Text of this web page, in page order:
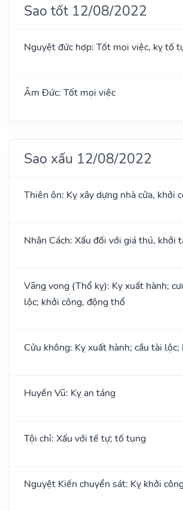
Sao tốt 12/08/2022
Nguyệt đức hợp: Tốt mọi việc, kỵ tố
Âm Đức: Tốt mọi việc
Sao xấu 12/08/2022
Thiên ôn: Kỵ xây dựng nhà cửa, khởi
Nhân Cách: Xấu đối với giá thú, khởi
Vãng vong (Thổ kỵ): Kỵ xuất hành;
lộc; khởi công, động thổ
Cửu không: Kỵ xuất hành; cầu tài
Huyền Vũ: Kỵ an táng
Tội chỉ: Xấu với tế tự; tố tụng
Nguyệt Kiến chuyển sát: Kỵ khởi